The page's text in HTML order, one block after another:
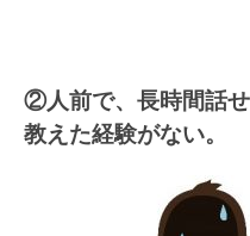
②人前で、長時間話
教えた経験がない。